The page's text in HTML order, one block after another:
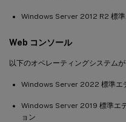
Windows Server 2012 R2 標準
Web コンソール
以下のオペレーティングシステム
Windows Server 2022 標準エ
Windows Server 2019 標準エ
ョン